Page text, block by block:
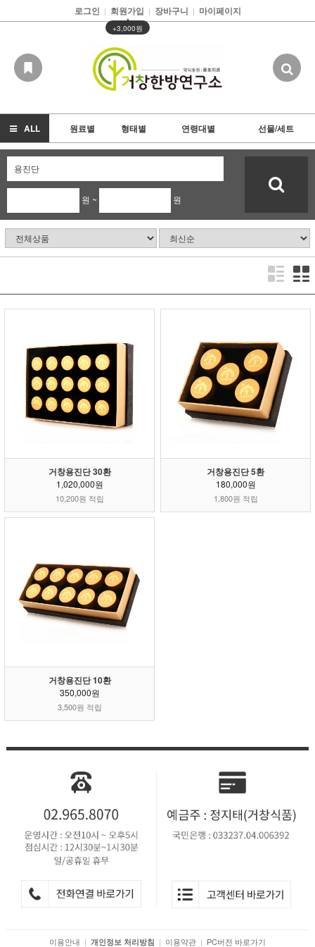
로그인 | 회원가입 |
▲
+3,000원
장바구니 | 마이페이지
ALL 원료별 형태별 연령대별 선물/세트
원 ~ 원
거창용진단 30환
1,020,000원
10,200원 적립
거창용진단 5환
180,000원
1,800원 적립
거창용진단 10환
350,000원
3,500원 적립
이용안내 | 개인정보 처리방침 | 이용약관 | PC버전 바로가기